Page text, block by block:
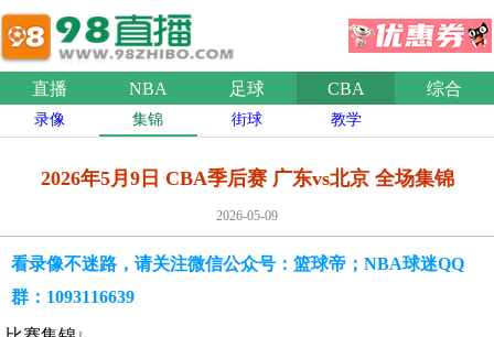
直播 NBA 足球 CBA 综合
录像 集锦 街球 教学
2026年5月9日 CBA季后赛 广东vs北京 全场集锦
2026-05-09
看录像不迷路，请关注微信公众号：篮球帝；NBA球迷QQ
群：1093116639